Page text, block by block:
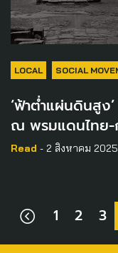
LOCAL SOCIAL
‘ฟ้าต่ำแผ่นดินสูง
ณ พรมแดนไทย-
Read - 2 สิงหาคม 2025
1 2 3